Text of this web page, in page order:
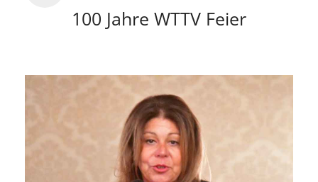
100 Jahre WTTV Feier